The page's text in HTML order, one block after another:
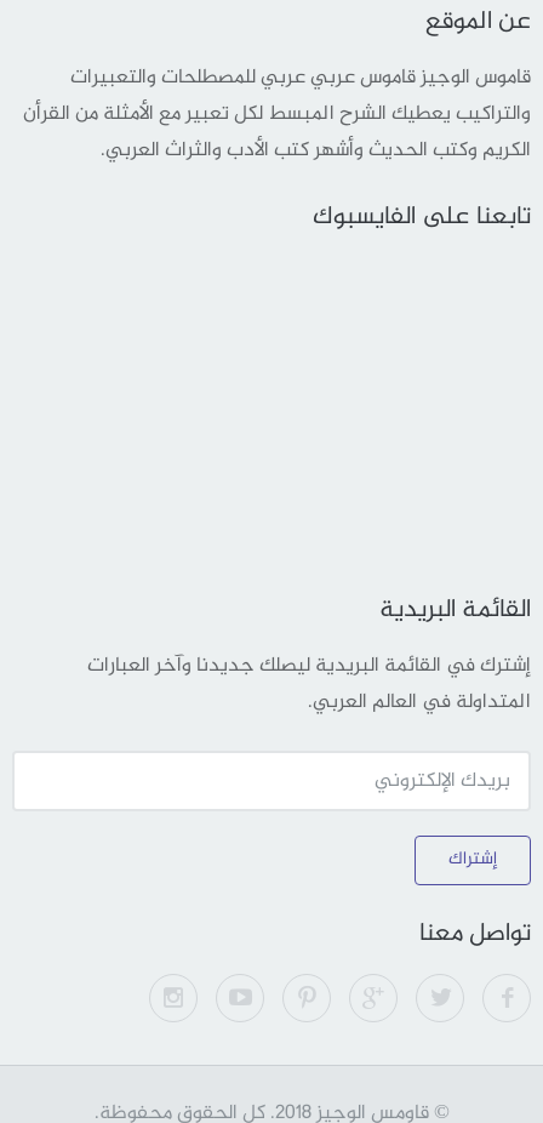
عن الموقع
قاموس الوجيز قاموس عربي عربي للمصطلحات والتعبيرات
والتراكيب يعطيك الشرح المبسط لكل تعبير مع الأمثلة من القرأن
الكريم وكتب الحديث وأشهر كتب الأدب والثراث العربي.
تابعنا على الفايسبوك
القائمة البريدية
إشترك في القائمة البريدية ليصلك جديدنا وآخر العبارات
المتداولة في العالم العربي.
إشتراك
تواصل معنا
© قاومس الوجيز 2018. كل الحقوق محفوظة.